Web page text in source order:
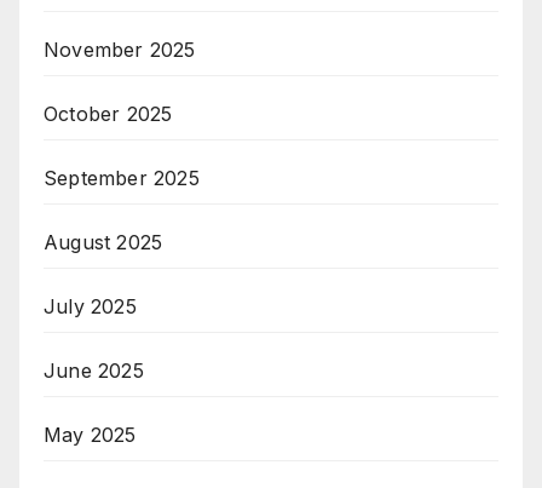
November 2025
October 2025
September 2025
August 2025
July 2025
June 2025
May 2025